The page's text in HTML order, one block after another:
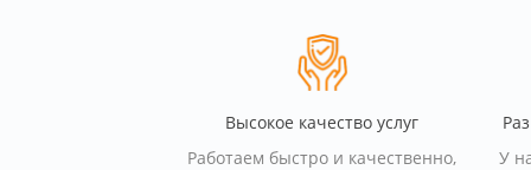
Высокое качество услуг
Работаем быстро и качественно,
У